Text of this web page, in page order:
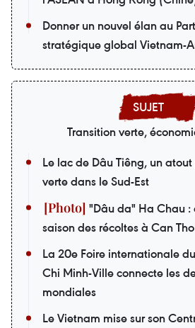
Donner un nouvel élan au
stratégique global Vietnam-
Transition verte,
Le lac de Dâu Tiêng, un
verte dans le Sud-Est
"Dâu da" Ha Chau
saison des récoltes à Can Tho
La 20e Foire internationale
Chi Minh-Ville connecte les
mondiales
Le Vietnam mise sur son